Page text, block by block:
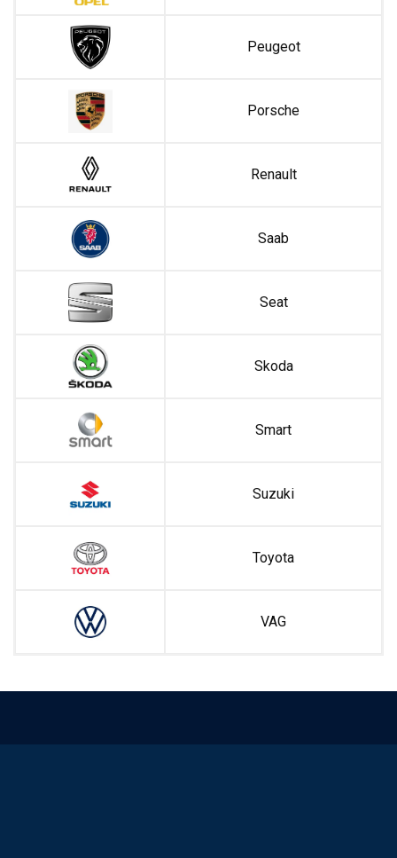
Peugeot
Porsche
Renault
Saab
Seat
Skoda
Smart
Suzuki
Toyota
VAG